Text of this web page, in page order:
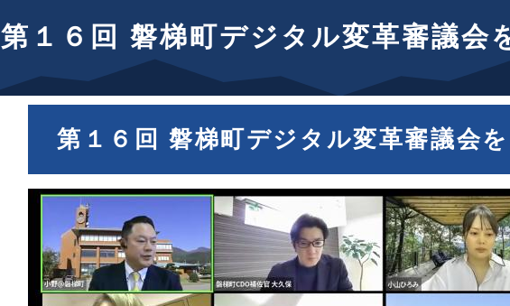
第１６回 磐梯町デジタル変革審議会
第１６回 磐梯町デジタル変革審議会